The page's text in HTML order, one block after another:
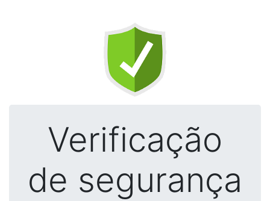
Verificação
de segurança